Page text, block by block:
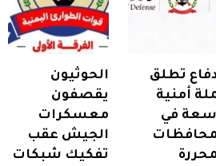
تطلق
أمنية
في
الحوثيون
يقصفون
معسكرات
الجيش عقب
تفكيك شبكات